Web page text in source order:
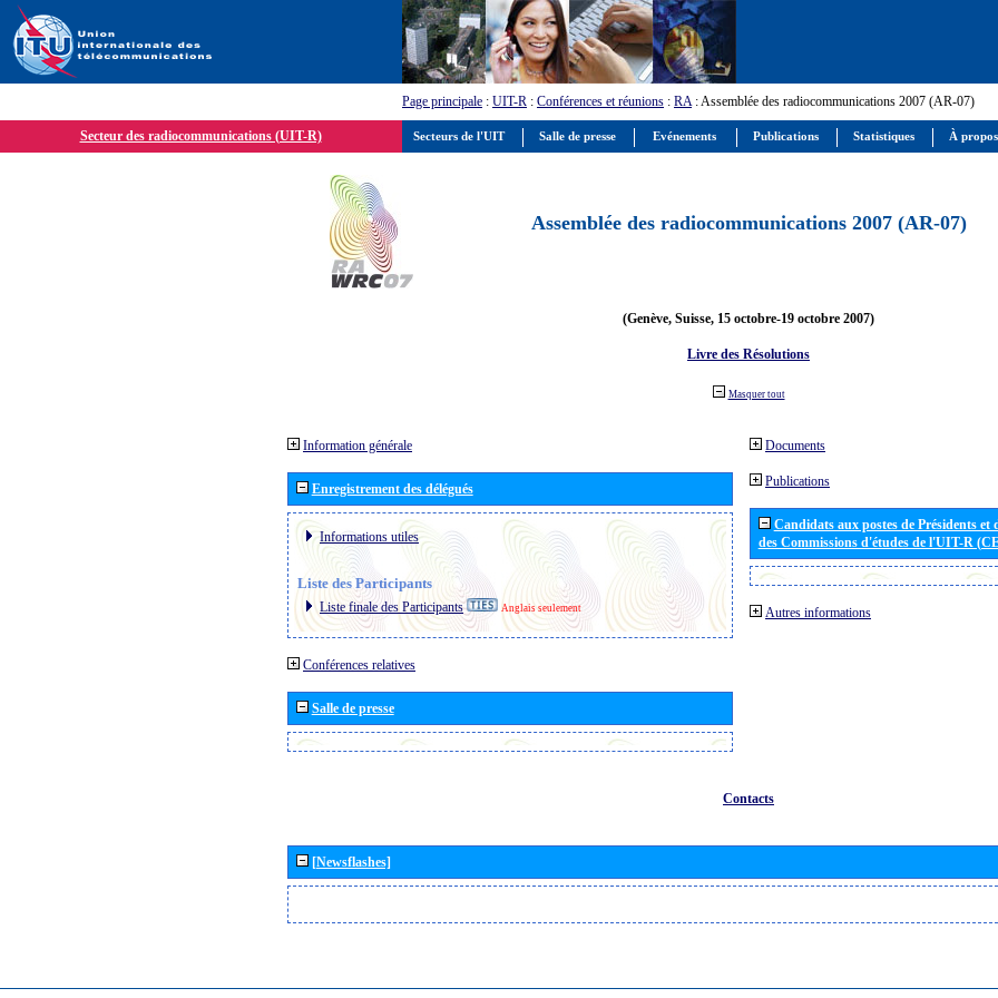
Page principale : UIT-R : Conférences et réunions : RA: Assemblée des radiocommunications 2007 (AR-07)
Secteur des radiocommunications (UIT-R)
Assemblée des radiocommunications 2007 (AR-07)
(Genève, Suisse, 15 octobre-19 octobre 2007)
Livre des Résolutions
Masquer tout
Information générale
Enregistrement des délégués
Informations utiles
Liste des Participants
Liste finale des Participants Anglais seulement
Conférences relatives
Salle de presse
Documents
Publications
Candidats aux postes de Présidents et
des Commissions d'études de l'UIT-R
Autres informations
Contacts
[Newsflashes]
Secteurs de l'UIT Salle de presse Evénements Publications Statistiques À